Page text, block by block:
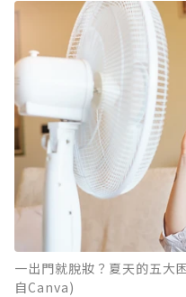
一出門就脫妝？夏天的五大
自Canva)